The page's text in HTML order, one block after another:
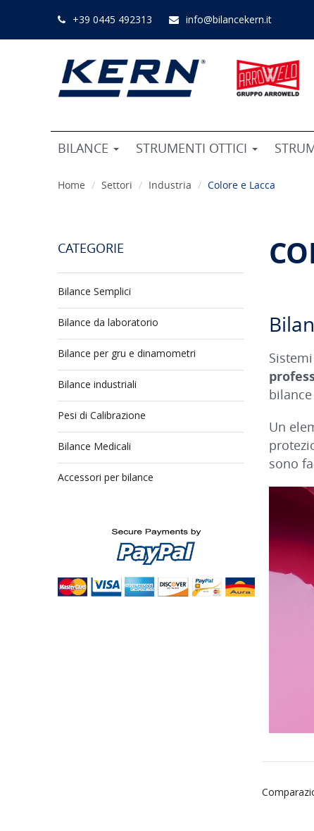
+39 0445 492313 info@bilancekern.it
BILANCE STRUMENTI OTTICI
Home Settori Industria Colore e Lacca
CATEGORIE
Bilance Semplici
Bilance da laboratorio
Bilance per gru e dinamometri
Bilance industriali
Pesi di Calibrazione
Bilance Medicali
Accessori per bilance
Un
sono